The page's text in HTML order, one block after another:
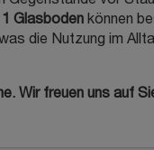
1 Glasboden können
die Nutzung im
Wir freuen uns auf